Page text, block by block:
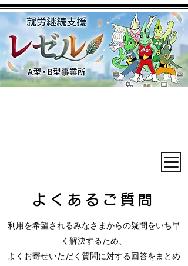
よくあるご質問
利用を希望されるみなさまからの疑問をいち早
く解決するため、
よくお寄せいただく質問に対する回答をまとめ